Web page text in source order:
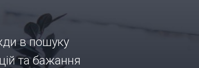
в пошуку
та бажання